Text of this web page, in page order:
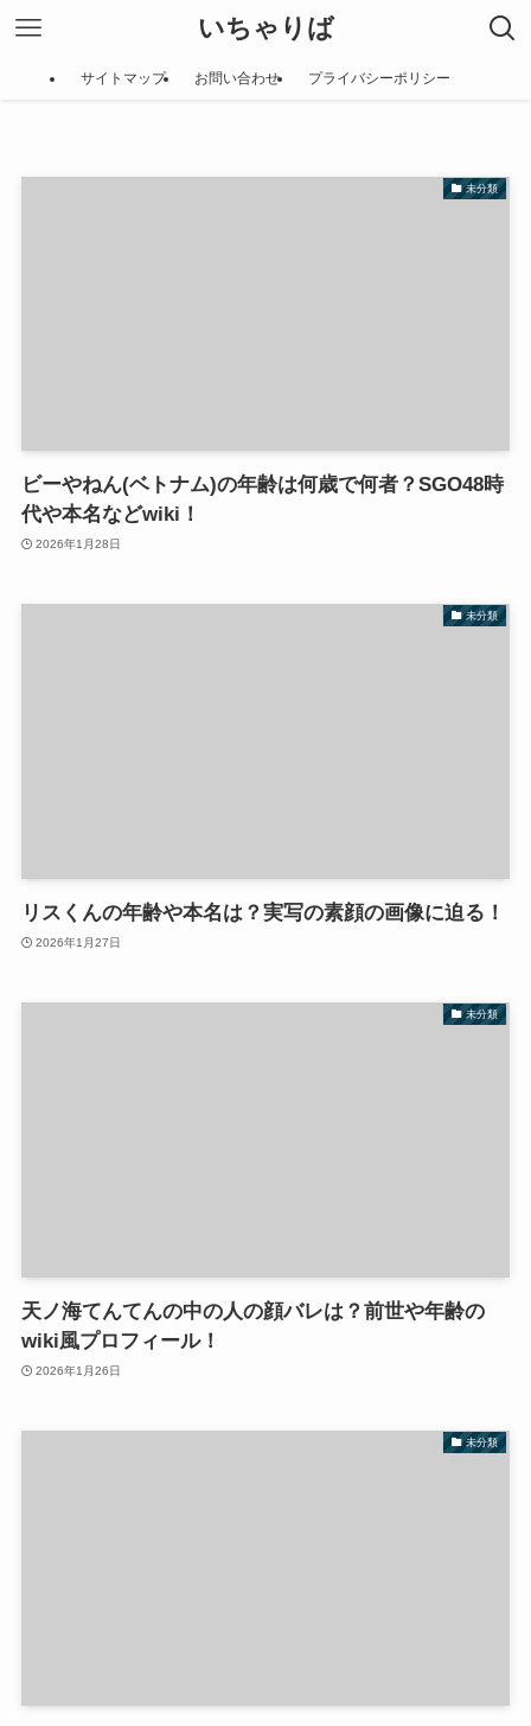
いちゃりば
サイトマップ お問い合わせ プライバシーポリシー
未分類
ビーやねん(ベトナム)の年齢は何歳で何者？SGO48時
代や本名などwiki！
2026年1月28日
未分類
リスくんの年齢や本名は？実写の素顔の画像に迫る！
2026年1月27日
未分類
天ノ海てんてんの中の人の顔バレは？前世や年齢の
wiki風プロフィール！
2026年1月26日
未分類